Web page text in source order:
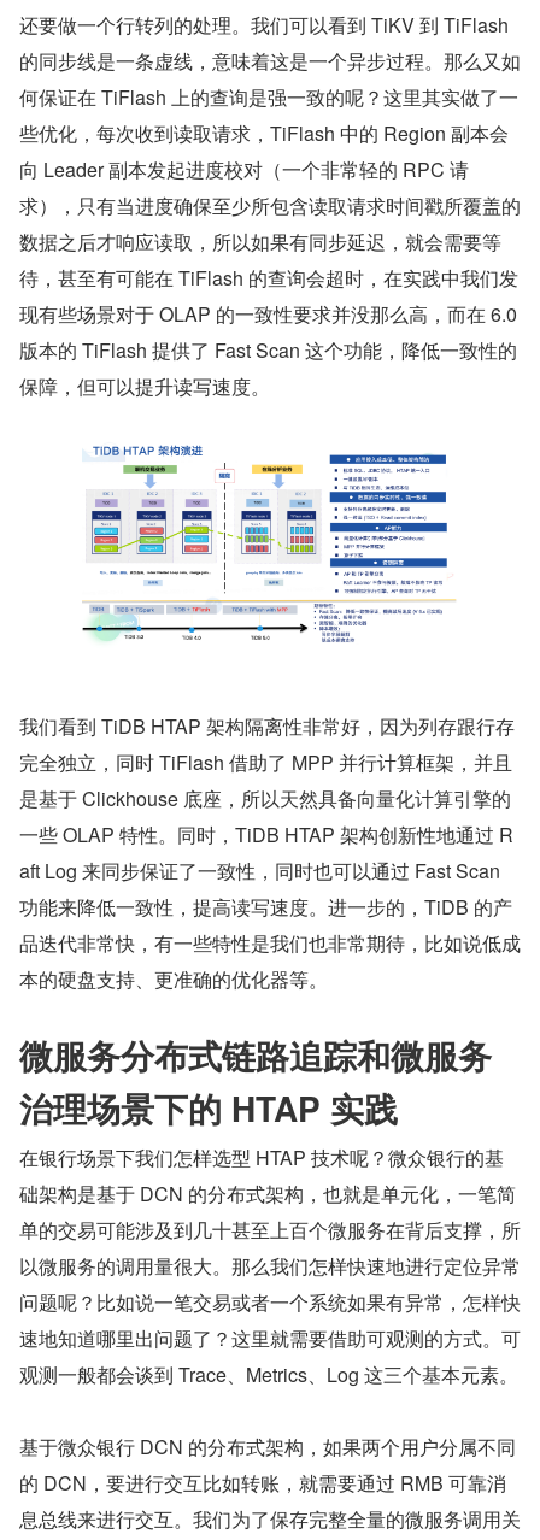
还要做一个行转列的处理。我们可以看到 TiKV 到 TiFlash
的同步线是一条虚线，意味着这是一个异步过程。那么又如
何保证在 TiFlash 上的查询是强一致的呢？这里其实做了一
些优化，每次收到读取请求，TiFlash 中的 Region 副本会
向 Leader 副本发起进度校对（一个非常轻的 RPC 请
求），只有当进度确保至少所包含读取请求时间戳所覆盖的
数据之后才响应读取，所以如果有同步延迟，就会需要等
待，甚至有可能在 TiFlash 的查询会超时，在实践中我们发
现有些场景对于 OLAP 的一致性要求并没那么高，而在 6.0
版本的 TiFlash 提供了 Fast Scan 这个功能，降低一致性的
保障，但可以提升读写速度。
我们看到 TiDB HTAP 架构隔离性非常好，因为列存跟行存
完全独立，同时 TiFlash 借助了 MPP 并行计算框架，并且
是基于 Clickhouse 底座，所以天然具备向量化计算引擎的
一些 OLAP 特性。同时，TiDB HTAP 架构创新性地通过 R
aft Log 来同步保证了一致性，同时也可以通过 Fast Scan
功能来降低一致性，提高读写速度。进一步的，TiDB 的产
品迭代非常快，有一些特性是我们也非常期待，比如说低成
本的硬盘支持、更准确的优化器等。
微服务分布式链路追踪和微服务
治理场景下的 HTAP 实践
在银行场景下我们怎样选型 HTAP 技术呢？微众银行的基
础架构是基于 DCN 的分布式架构，也就是单元化，一笔简
单的交易可能涉及到几十甚至上百个微服务在背后支撑，所
以微服务的调用量很大。那么我们怎样快速地进行定位异常
问题呢？比如说一笔交易或者一个系统如果有异常，怎样快
速地知道哪里出问题了？这里就需要借助可观测的方式。可
观测一般都会谈到 Trace、Metrics、Log 这三个基本元素。
基于微众银行 DCN 的分布式架构，如果两个用户分属不同
的 DCN，要进行交互比如转账，就需要通过 RMB 可靠消
息总线来进行交互。我们为了保存完整全量的微服务调用关